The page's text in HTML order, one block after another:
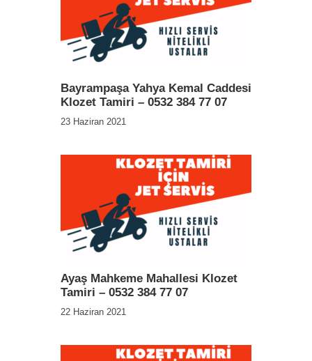
Bayrampaşa Yahya Kemal Caddesi
Klozet Tamiri – 0532 384 77 07
23 Haziran 2021
Ayaş Mahkeme Mahallesi Klozet
Tamiri – 0532 384 77 07
22 Haziran 2021